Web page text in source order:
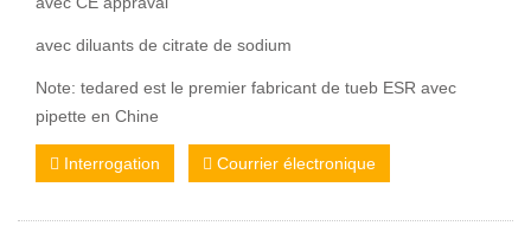
avec diluants de citrate de sodium
Note: tedared est le premier fabricant de tueb ESR avec
pipette en Chine
Interrogation Courrier électronique